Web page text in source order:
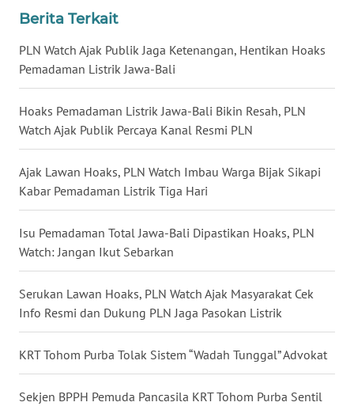
Berita Terkait
PLN Watch Ajak Publik Jaga Ketenangan, Hentikan Hoaks
Pemadaman Listrik Jawa-Bali
Hoaks Pemadaman Listrik Jawa-Bali Bikin Resah, PLN
Watch Ajak Publik Percaya Kanal Resmi PLN
Ajak Lawan Hoaks, PLN Watch Imbau Warga Bijak Sikapi
Kabar Pemadaman Listrik Tiga Hari
Isu Pemadaman Total Jawa-Bali Dipastikan Hoaks, PLN
Watch: Jangan Ikut Sebarkan
Serukan Lawan Hoaks, PLN Watch Ajak Masyarakat Cek
Info Resmi dan Dukung PLN Jaga Pasokan Listrik
KRT Tohom Purba Tolak Sistem “Wadah Tunggal” Advokat
Sekjen BPPH Pemuda Pancasila KRT Tohom Purba Sentil
WN
WN
WN
JATIM
WN
BALI
WN
KALBAR
WN
KALTENG
WN